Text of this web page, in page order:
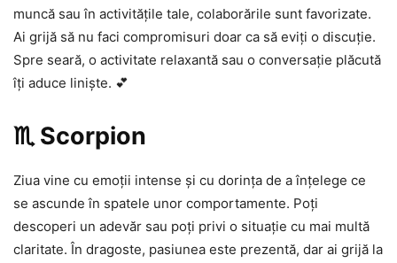
muncă sau în activitățile tale, colaborările sunt favorizate.
Ai grijă să nu faci compromisuri doar ca să eviți o discuție.
Spre seară, o activitate relaxantă sau o conversație plăcută
îți aduce liniște. 💕
♏ Scorpion
Ziua vine cu emoții intense și cu dorința de a înțelege ce
se ascunde în spatele unor comportamente. Poți
descoperi un adevăr sau poți privi o situație cu mai multă
claritate. În dragoste, pasiunea este prezentă, dar ai grijă la